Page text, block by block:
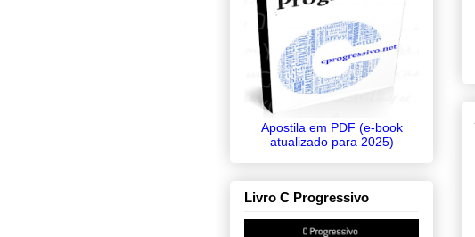
Apostila em PDF (e-book
atualizado para 2025)
Livro C Progressivo